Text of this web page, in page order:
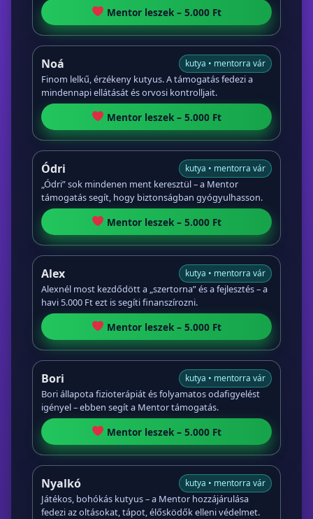
Mentor leszek – 5.000 Ft
Noá kutya • mentorra vár
Finom lelkű, érzékeny kutyus. A támogatás fedezi a
mindennapi ellátását és orvosi kontrolljait.
Mentor leszek – 5.000 Ft
Ódri kutya • mentorra vár
„Ódri” sok mindenen ment keresztül – a Mentor
támogatás segít, hogy biztonságban gyógyulhasson.
Mentor leszek – 5.000 Ft
Alex kutya • mentorra vár
Alexnél most kezdődött a „szertorna” és a fejlesztés – a
havi 5.000 Ft ezt is segíti finanszírozni.
Mentor leszek – 5.000 Ft
Bori kutya • mentorra vár
Bori állapota fizioterápiát és folyamatos odafigyelést
igényel – ebben segít a Mentor támogatás.
Mentor leszek – 5.000 Ft
Nyalkó kutya • mentorra vár
Játékos, bohókás kutyus – a Mentor hozzájárulása
fedezi az oltásokat, tápot, élősködők elleni védelmet.